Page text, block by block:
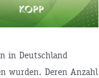
in Deutschland
wurden. Deren Anzahl